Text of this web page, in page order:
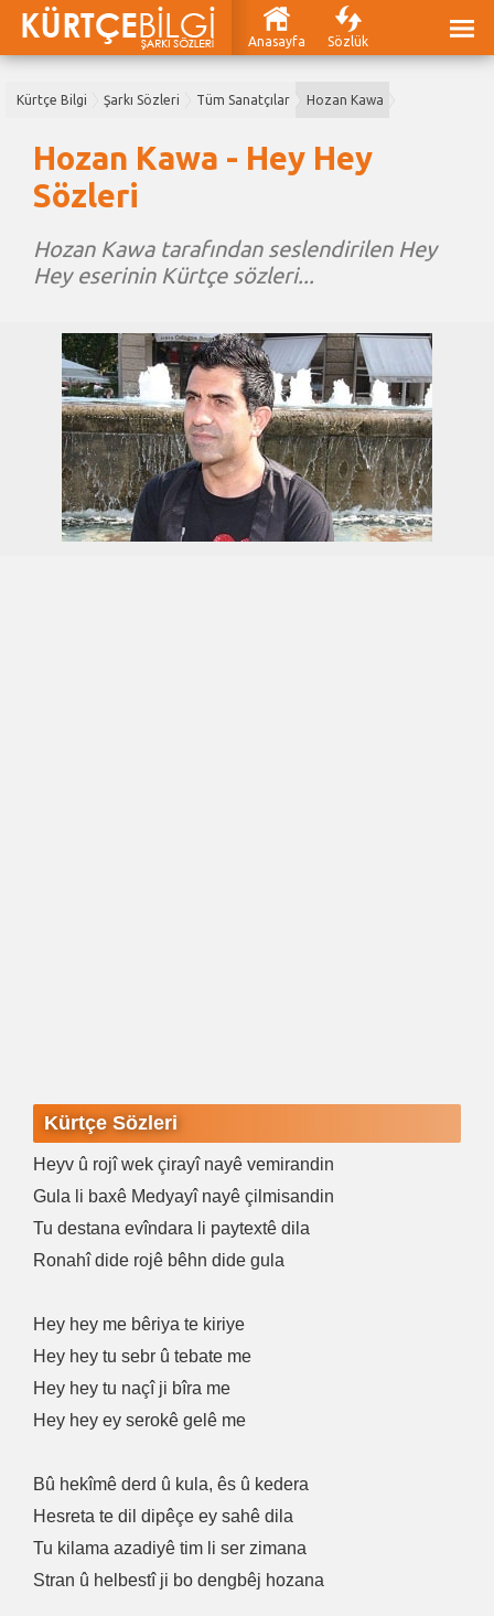
Anasayfa Sözlük
Kürtçe Bilgi Şarkı Sözleri Tüm Sanatçılar Hozan Kawa
Hozan Kawa - Hey Hey
Sözleri
Hozan Kawa tarafından seslendirilen Hey
Hey eserinin Kürtçe sözleri...
Kürtçe Sözleri
Heyv û rojî wek çirayî nayê vemirandin
Gula li baxê Medyayî nayê çilmisandin
Tu destana evîndara li paytextê dila
Ronahî dide rojê bêhn dide gula
Hey hey me bêriya te kiriye
Hey hey tu sebr û tebate me
Hey hey tu naçî ji bîra me
Hey hey ey serokê gelê me
Bû hekîmê derd û kula, ês û kedera
Hesreta te dil dipêçe ey sahê dila
Tu kilama azadiyê tim li ser zimana
Stran û helbestî ji bo dengbêj hozana